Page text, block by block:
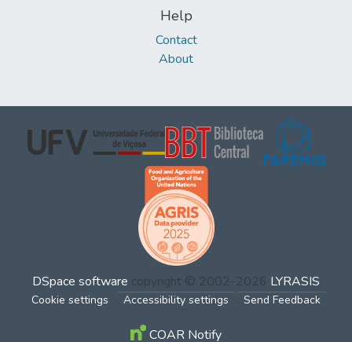
Help
Contact
About
DSpace software copyright © 2002-2026 LYRASIS
Cookie settings Accessibility settings Send Feedback
COAR Notify